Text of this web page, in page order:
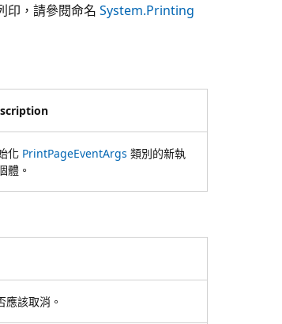
，請參閱命名 System.Printing
化 PrintPageEventArgs 類別的新執
體。
該取消。